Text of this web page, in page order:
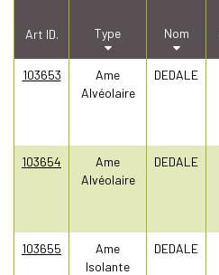
Art ID. Type Nom
103653
Ame
Alvéolaire
DEDALE
103654
Ame
Alvéolaire
DEDALE
103655
Ame
Isolante
DEDALE